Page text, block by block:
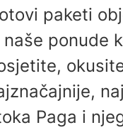
paketi
ponude
Paga i